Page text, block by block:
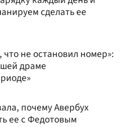
сделать ее
что не остановил номер»:
драме
почему Авербух
ее с Федотовым